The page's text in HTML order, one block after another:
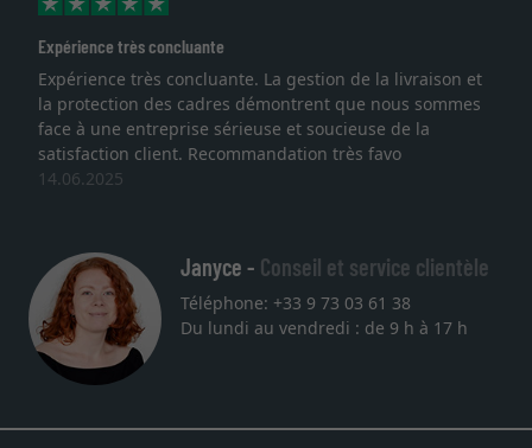
très concluante
très concluante. La gestion de la livraison et
protection des cadres démontrent que nous sommes
à une entreprise sérieuse et soucieuse de la
client. Recommandation très favo
Janyce - Conseil et service clientèle
Téléphone: +33 9 73 03 61 38